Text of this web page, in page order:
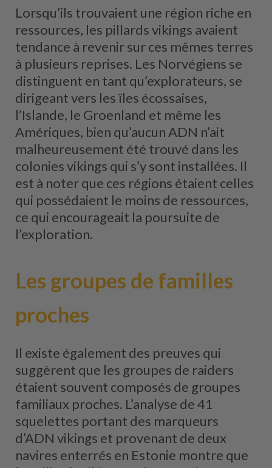
Lorsqu’ils trouvaient une région riche en
ressources, les pillards vikings avaient
tendance à revenir sur ces mêmes terres
à plusieurs reprises. Les Norvégiens se
distinguent en tant qu’explorateurs, se
dirigeant vers les îles écossaises,
l’Islande, le Groenland et même les
Amériques, bien qu’aucun ADN n’ait
malheureusement été trouvé dans les
colonies vikings qui s’y sont installées. Il
est à noter que ces régions étaient celles
qui possédaient le moins de ressources,
ce qui encourageait la poursuite de
l’exploration.
Les groupes de familles
proches
Il existe également des preuves qui
suggèrent que les groupes de raiders
étaient souvent composés de groupes
familiaux proches. L’analyse de 41
squelettes portant des marqueurs
d’ADN vikings et provenant de deux
navires enterrés en Estonie montre que